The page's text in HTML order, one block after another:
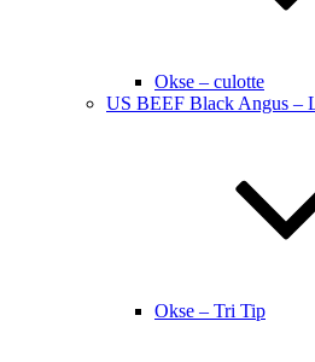
Okse – culotte
US BEEF Black Angus –
Okse – Tri Tip